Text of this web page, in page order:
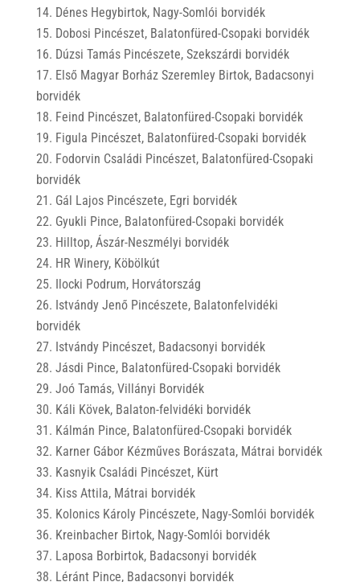
Dénes Hegybirtok, Nagy-Somlói borvidék
Dobosi Pincészet, Balatonfüred-Csopaki borvidék
Dúzsi Tamás Pincészete, Szekszárdi borvidék
Első Magyar Borház Szeremley Birtok, Badacsonyi
borvidék
Feind Pincészet, Balatonfüred-Csopaki borvidék
Figula Pincészet, Balatonfüred-Csopaki borvidék
Fodorvin Családi Pincészet, Balatonfüred-Csopaki
borvidék
Gál Lajos Pincészete, Egri borvidék
Gyukli Pince, Balatonfüred-Csopaki borvidék
Hilltop, Ászár-Neszmélyi borvidék
HR Winery, Köbölkút
Ilocki Podrum, Horvátország
Istvándy Jenő Pincészete, Balatonfelvidéki
borvidék
Istvándy Pincészet, Badacsonyi borvidék
Jásdi Pince, Balatonfüred-Csopaki borvidék
Joó Tamás, Villányi Borvidék
Káli Kövek, Balaton-felvidéki borvidék
Kálmán Pince, Balatonfüred-Csopaki borvidék
Karner Gábor Kézműves Borászata, Mátrai borvidék
Kasnyik Családi Pincészet, Kürt
Kiss Attila, Mátrai borvidék
Kolonics Károly Pincészete, Nagy-Somlói borvidék
Kreinbacher Birtok, Nagy-Somlói borvidék
Laposa Borbirtok, Badacsonyi borvidék
Léránt Pince, Badacsonyi borvidék